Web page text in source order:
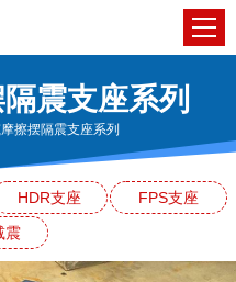
震支座系列
擦摆隔震支座系列
HDR支座
FPS支座
震